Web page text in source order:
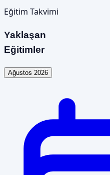
Eğitim Takvimi
Yaklaşan
Eğitimler
Ağustos 2026